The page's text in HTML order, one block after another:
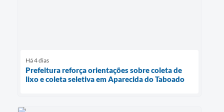
Há 4 dias
Prefeitura reforça orientações sobre coleta de
lixo e coleta seletiva em Aparecida do Taboado